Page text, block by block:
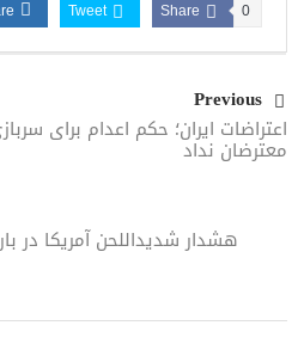
Share 0
Tweet
Previous
اعتراضات ایران؛ حکم اعدام برای
معترضان نداد